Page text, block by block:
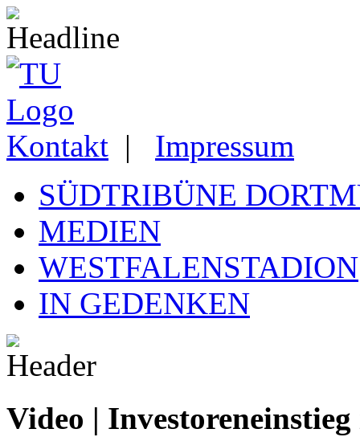
Kontakt | Impressum
SÜDTRIBÜNE
MEDIEN
WESTFALENSTADION
IN GEDENKEN
Video |